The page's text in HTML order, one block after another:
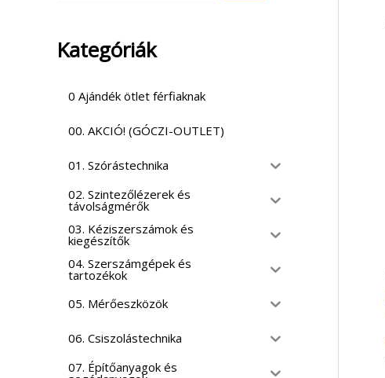
Kategóriák
0 Ajándék ötlet férfiaknak
00. AKCIÓ! (GÓCZI-OUTLET)
01. Szórástechnika
02. Szintezőlézerek és
távolságmérők
03. Kéziszerszámok és
kiegészítők
04. Szerszámgépek és
tartozékok
05. Mérőeszközök
06. Csiszolástechnika
07. Építőanyagok és